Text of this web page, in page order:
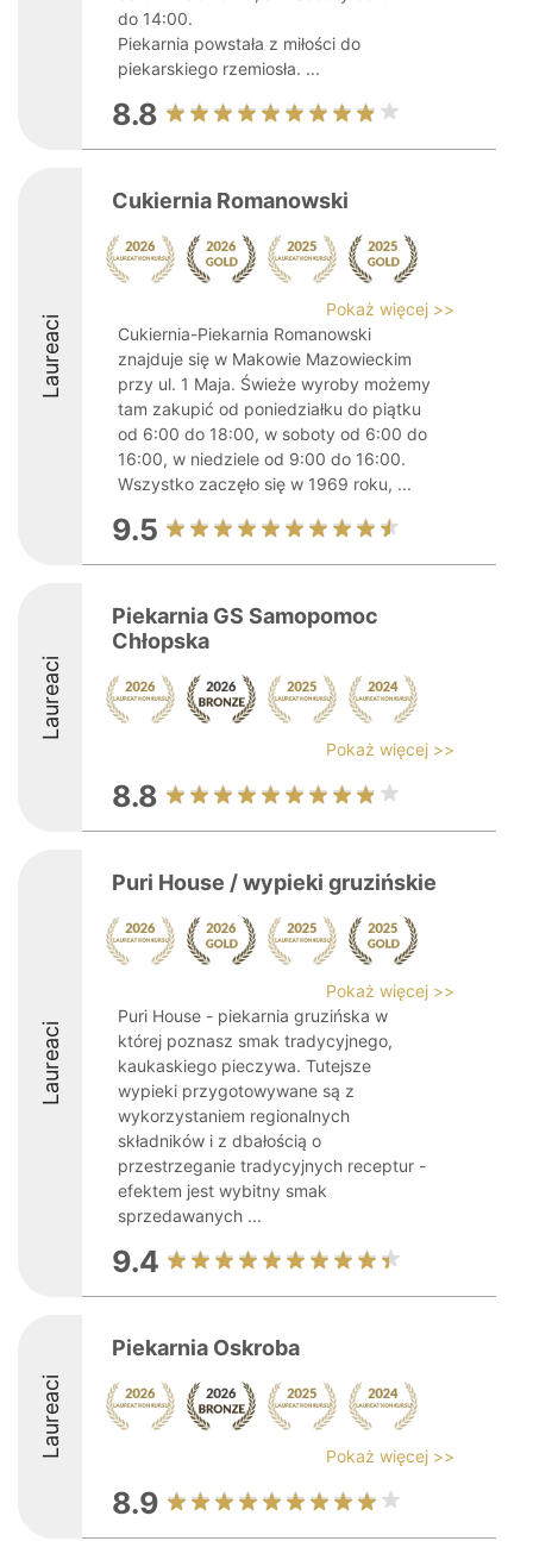
do 14:00.
Piekarnia powstała z miłości do
piekarskiego rzemiosła. ...
8.8
Laureaci
Cukiernia Romanowski
Pokaż więcej >>
Cukiernia-Piekarnia Romanowski
znajduje się w Makowie Mazowieckim
przy ul. 1 Maja. Świeże wyroby możemy
tam zakupić od poniedziałku do piątku
od 6:00 do 18:00, w soboty od 6:00 do
16:00, w niedziele od 9:00 do 16:00.
Wszystko zaczęło się w 1969 roku, ...
9.5
Laureaci
Piekarnia GS Samopomoc
Chłopska
Pokaż więcej >>
8.8
Laureaci
Puri House / wypieki gruzińskie
Pokaż więcej >>
Puri House - piekarnia gruzińska w
której poznasz smak tradycyjnego,
kaukaskiego pieczywa. Tutejsze
wypieki przygotowywane są z
wykorzystaniem regionalnych
składników i z dbałością o
przestrzeganie tradycyjnych receptur -
efektem jest wybitny smak
sprzedawanych ...
9.4
Laureaci
Piekarnia Oskroba
Pokaż więcej >>
8.9